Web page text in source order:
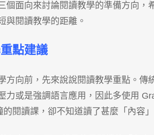
個面向來討論閱讀教學的準備方向，
與閱讀教學的距離。
點建議
方向前，先來說說閱讀教學重點。傳
力或是強調語言應用，因此多使用
的閱讀課，卻不知道讀了甚麼「內容」